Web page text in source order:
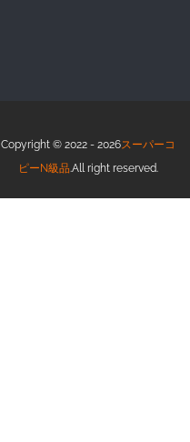
Copyright © 2022 - 2026スーパーコ
ピーN級品.All right reserved.